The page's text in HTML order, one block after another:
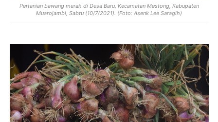
Pertanian bawang merah di Desa Baru, Kecamatan Mestong, Kabupaten
Muarojambi, Sabtu (10/7/2021). (Foto: Asenk Lee Saragih)